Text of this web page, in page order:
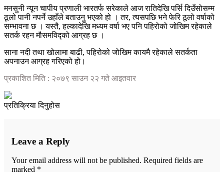
मनसुनी न्यून चापीय प्रणाली भारतर्फ सरेकाले आज रातिदेखि पर्सि दिउँसोसम्म
ठूलो पानी नपर्ने उहाँले बताउनु भएको हो । तर, त्यसपछि भने फेरि ठूलो वर्षाको
सम्भावना छ । यस्तै, हल्कादेखि मध्यम वर्षा भए पनि पहिरोको जोखिम रहेकाले
सतर्क रहन मौसमविद्को आग्रह छ ।
साना नदी तथा खोलामा बाढी, पहिरोको जोखिम कायमै रहेकाले सतर्कता
अपनाउन आग्रह गरिएको हो।
प्रकाशित मिति : २०७९ साउन २२ गते आइतवार
प्रतिक्रिया दिनुहोस
Leave a Reply
Your email address will not be published. Required fields are
marked *